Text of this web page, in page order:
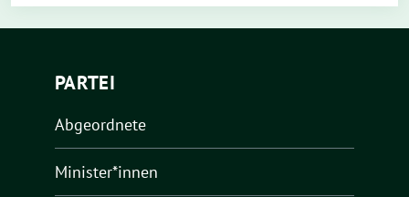
PARTEI
Abgeordnete
Minister*innen